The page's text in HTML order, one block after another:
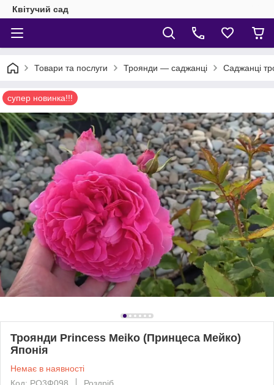
Квітучий сад
Товари та послуги Троянди — саджанці Саджанці
супер новинка!!!
Троянди Princess Meiko (Принцеса Мейко)
Японія
Немає в наявності
Код: РО3Ф098
Роздріб